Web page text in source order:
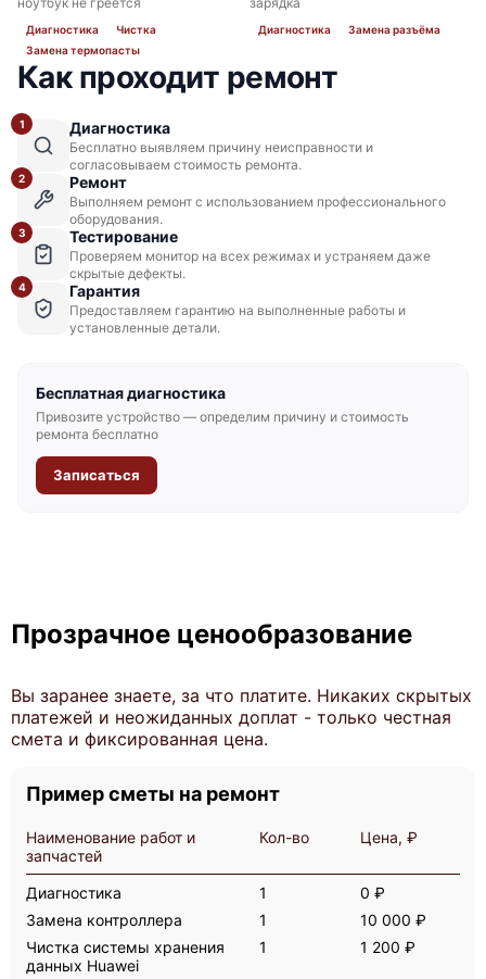
Диагностика
Чистка
Замена термопасты
Диагностика Замена разъёма
Как проходит ремонт
1 Диагностика
Бесплатно выявляем причину неисправности и
согласовываем стоимость ремонта.
2 Ремонт
Выполняем ремонт с использованием профессионального
оборудования.
3 Тестирование
Проверяем монитор на всех режимах и устраняем даже
скрытые дефекты.
4 Гарантия
Предоставляем гарантию на выполненные работы и
установленные детали.
Бесплатная диагностика
Привозите устройство — определим причину и стоимость
ремонта бесплатно
Записаться
Прозрачное ценообразование
Вы заранее знаете, за что платите. Никаких скрытых
платежей и неожиданных доплат - только честная
смета и фиксированная цена.
Пример сметы на ремонт
Наименование работ и
запчастей
Кол-во Цена, ₽
Диагностика 1
0 ₽
Замена контроллера
1
10 000 ₽
Чистка системы хранения
данных Huawei
1 1 200 ₽